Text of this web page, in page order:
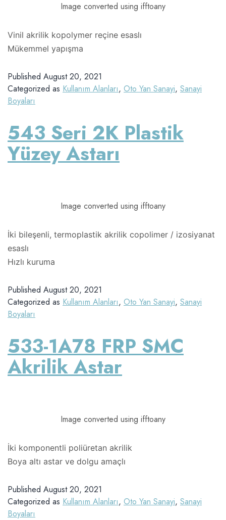
Image converted using ifftoany
Vinil akrilik kopolymer reçine esaslı
Mükemmel yapışma
Published August 20, 2021
Categorized as Kullanım Alanları, Oto Yan Sanayi, Sanayi
Boyaları
543 Seri 2K Plastik
Yüzey Astarı
Image converted using ifftoany
İki bileşenli, termoplastik akrilik copolimer / izosiyanat
esaslı
Hızlı kuruma
Published August 20, 2021
Categorized as Kullanım Alanları, Oto Yan Sanayi, Sanayi
Boyaları
533-1A78 FRP SMC
Akrilik Astar
Image converted using ifftoany
İki komponentli poliüretan akrilik
Boya altı astar ve dolgu amaçlı
Published August 20, 2021
Categorized as Kullanım Alanları, Oto Yan Sanayi, Sanayi
Boyaları